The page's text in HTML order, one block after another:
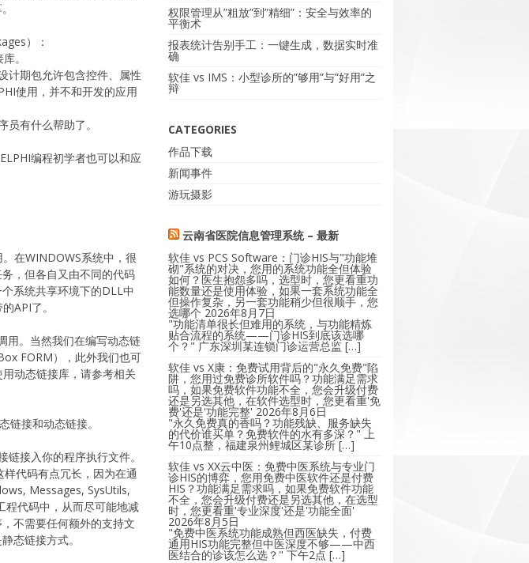
）：
。
计期包允许包含控件、属性
使用，并不和开发的应用
有什么帮助了。
编程初学者也可以和应
在WINDOWS系统中，很
，但各自又由不同的代码
系统共享环境下的DLL中
API了。
用。当然我们在编写动态链
FORM），此外我们也可
动态链接库，请参考相关
接和动态链接。
接入你的程序执行文件。
代码有点冗长，因为在通
Messages, SysUtils,
程代码中，从而尽可能地减
不需要任何额外的支持文
态链接方式。
权限管理从”粗放”到”精细”：安全与效率的
平衡术
报表统计告别手工：一键生成，数据实时准
确
软佳 vs IMS：小型诊所的”够用”与”好用”之
辩
CATEGORIES
作品下载
新闻事件
游玩摄影
云南省医院信息管理系统 – 最新
软佳 vs PCS Software：门诊HIS与"功能堆
砌"系统的对决，您用的系统功能全但体验
如何？医生抱怨多吗，选型时，您更看重功
能数量还是使用体验，如果一套系统功能全
但操作复杂，另一套功能稍少但很顺手，您
选哪个 2026年8月7日
"功能清单很长但难用的系统，与功能精炼
贴合流程的系统——门诊HIS到底该选哪
个？" 广东深圳某连锁门诊运营总监 […]
软佳 vs X康：免费试用背后的"永久免费"陷
阱，您用过免费诊所软件吗？功能满足需求
吗，如果免费软件功能不全，您会升级付费
还是另选其他，在软件选型时，您更看重'免
费'还是'功能完整' 2026年8月6日
"永久免费真的香吗？功能残缺、服务缺失
的代价谁买单？免费软件的水有多深？" 上
午10点整，福建泉州鲤城区某诊所 […]
软佳 vs XX云中医：免费中医系统与专业门
诊HIS的博弈，您用免费中医软件还是付费
HIS？功能满足需求吗，如果免费软件功能
不全，您会升级付费还是另选其他，在选型
时，您更看重'专业深度'还是'功能全面'
2026年8月5日
"免费中医系统功能成熟但西医缺失，付费
通用HIS功能完整但中医深度不够——中西
医结合的诊该怎么选？" 下午2点 […]